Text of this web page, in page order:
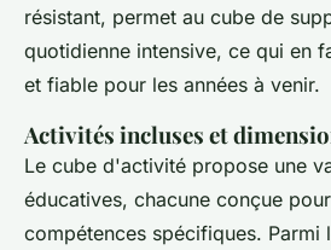
résistant, permet au cube de
quotidienne intensive, ce qui en
et fiable pour les années à venir.
Activités incluses et
Le cube d'activité propose une
éducatives, chacune conçue
compétences spécifiques. Parmi